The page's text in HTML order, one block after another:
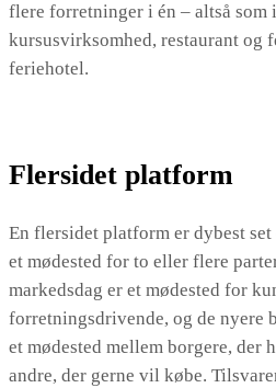
flere forretninger i én – altså som
kursusvirksomhed, restaurant og
feriehotel.
Flersidet platform
En flersidet platform er dybest
et mødested for to eller flere
markedsdag er et mødested for
forretningsdrivende, og de nyere
et mødested mellem borgere, der
andre, der gerne vil købe.